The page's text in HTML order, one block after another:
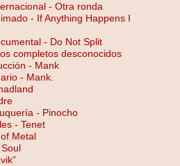
- Otra ronda
- If Anything Happens I
- Do Not Split
completos desconocidos
- Mank
- Mank.
- Pinocho
- Tenet
Metal